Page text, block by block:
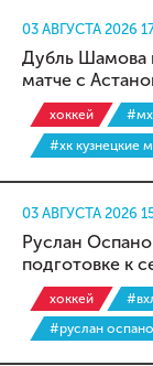
03 АВГУСТА 2026
Дубль Шамова
матче с
хоккей
#хк кузнецкие
03 АВГУСТА 2026
Руслан
подготовке к
хоккей
#руслан